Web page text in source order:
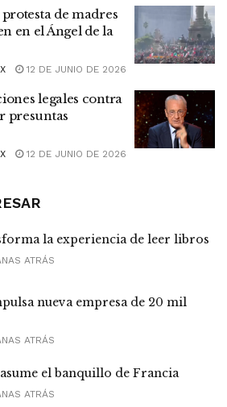
de madres
en el Ángel de la
12 DE JUNIO DE 2026
legales contra
presuntas
12 DE JUNIO DE 2026
la experiencia de leer libros
ATRÁS
nueva empresa de 20 mil
ATRÁS
el banquillo de Francia
ATRÁS